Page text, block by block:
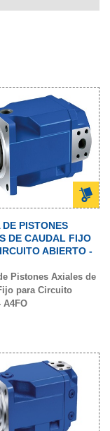
PISTONES
DE CAUDAL FIJO
ABIERTO -
Pistones Axiales de
para Circuito
A4FO